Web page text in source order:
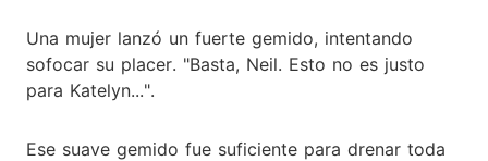
Una mujer lanzó un fuerte gemido, intentando
sofocar su placer. "Basta, Neil. Esto no es justo
para Katelyn...".
Ese suave gemido fue suficiente para drenar toda